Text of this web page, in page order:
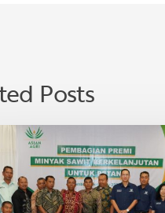
Posts